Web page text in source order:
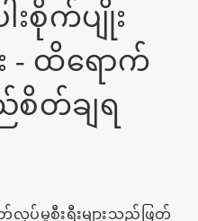
ါးစိုက်ပျိုး
း - ထိရောက်
စိတ်ချရ
လုပ်မှုစီးရီးများသည်ဖြတ်